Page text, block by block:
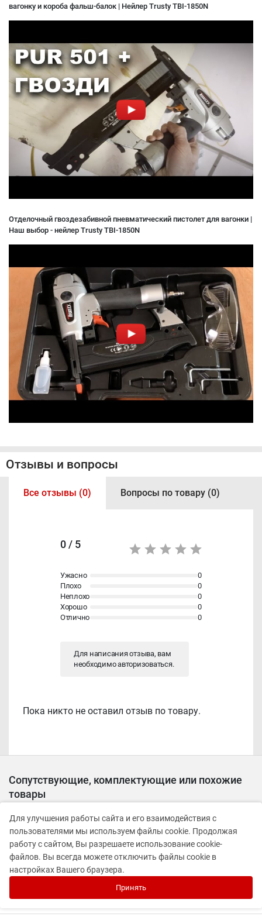
вагонку и короба фальш-балок | Нейлер Trusty TBI-1850N
Отделочный гвоздезабивной пневматический пистолет для вагонки |
Наш выбор - нейлер Trusty TBI-1850N
Отзывы и вопросы
Все отзывы (0) Вопросы по товару (0)
Пока никто не оставил отзыв по товару.
0 / 5
Ужасно
0
Плохо
0
Неплохо
0
Хорошо
0
Отлично
0
Для написания отзыва, вам
необходимоавторизоваться.
Сопутствующие, комплектующие или похожие
товары
TBI-1664 гвоздезабивной пистолет
TYI-1832 гвоздезабивной пистолет
Для улучшения работы сайта и его взаимодействия с
пользователями мы используем файлы cookie. Продолжая
работу с сайтом, Вы разрешаете использование cookie-
файлов. Вы всегда можете отключить файлы cookie в
настройках Вашего браузера.
Принять